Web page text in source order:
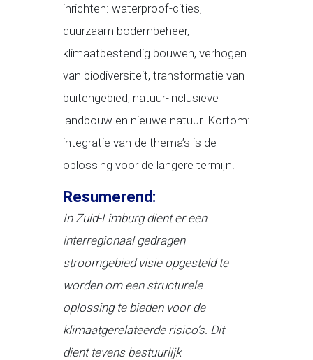
inrichten: waterproof-cities,
duurzaam bodembeheer,
klimaatbestendig bouwen, verhogen
van biodiversiteit, transformatie van
buitengebied, natuur-inclusieve
landbouw en nieuwe natuur. Kortom:
integratie van de thema’s is de
oplossing voor de langere termijn.
Resumerend:
In Zuid-Limburg dient er een
interregionaal gedragen
stroomgebied visie opgesteld te
worden om een structurele
oplossing te bieden voor de
klimaatgerelateerde risico’s. Dit
dient tevens bestuurlijk